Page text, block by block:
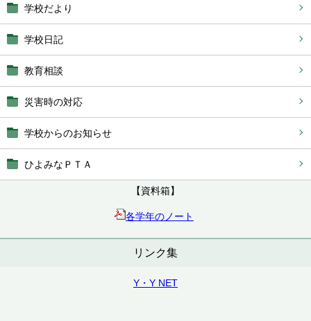
学校だより
学校日記
教育相談
災害時の対応
学校からのお知らせ
ひよみなＰＴＡ
【資料箱】
各学年のノート
リンク集
Y・Y NET